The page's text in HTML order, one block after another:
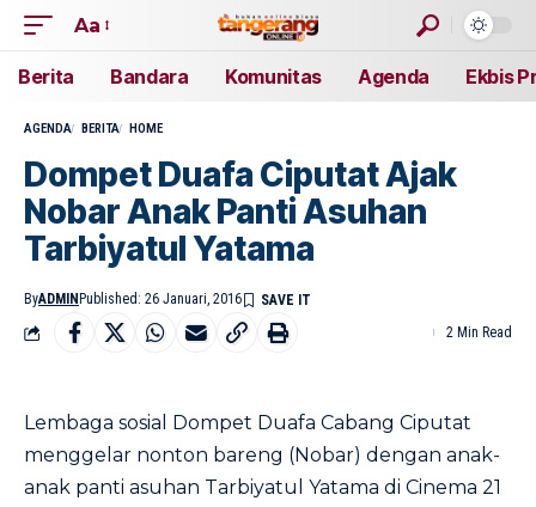
Aa
Berita Bandara Komunitas Agenda Ekbis
AGENDA BERITA HOME
Dompet Duafa Ciputat Ajak
Nobar Anak Panti Asuhan
Tarbiyatul Yatama
ByADMIN Published: 26 Januari, 2016
2 Min Read
Lembaga sosial Dompet Duafa Cabang Ciputat
menggelar nonton bareng (Nobar) dengan anak-
anak panti asuhan Tarbiyatul Yatama di Cinema 21